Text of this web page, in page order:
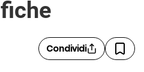
Condividi